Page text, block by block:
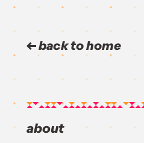
은 토끼입니까??
back to home
about